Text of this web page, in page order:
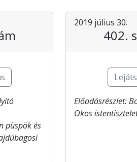
püspök és
2019 július 30.
402.
Előadásrészlet:
Okos